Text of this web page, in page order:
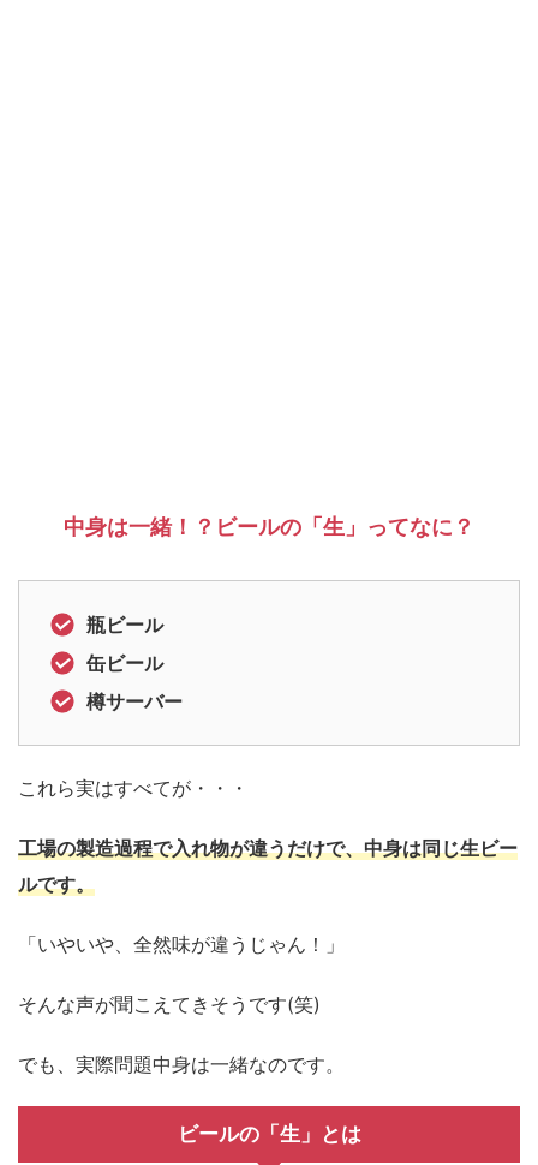
中身は一緒！？ビールの「生」ってなに？
瓶ビール
缶ビール
樽サーバー
これら実はすべてが・・・
工場の製造過程で入れ物が違うだけで、中身は同じ生ビー
ルです。
「いやいや、全然味が違うじゃん！」
そんな声が聞こえてきそうです(笑)
でも、実際問題中身は一緒なのです。
ビールの「生」とは